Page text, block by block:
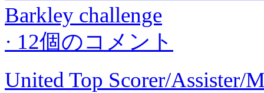
Barkley challenge
· 12個のコメント
United Top Scorer/Assister/